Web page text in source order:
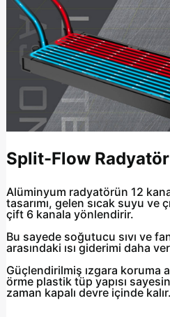
Split-Flow Radyatör
Alüminyum radyatörün 12
tasarımı, gelen sıcak suyu ve
çift 6 kanala yönlendirir.
Bu sayede soğutucu sıvı ve
arasındaki ısı giderimi daha
Güçlendirilmiş ızgara koruma
örme plastik tüp yapısı
zaman kapalı devre içinde kalır.